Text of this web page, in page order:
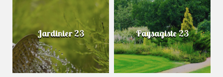
Jardinier 23 Paysagiste 23